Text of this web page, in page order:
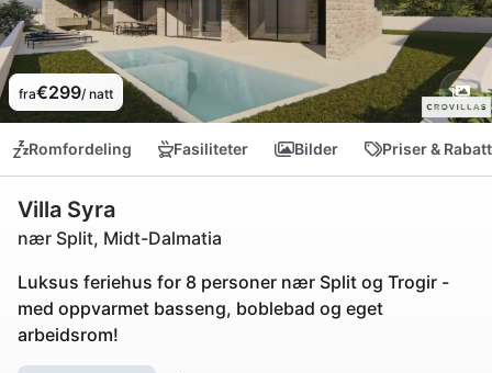
fra€299/ natt
Romfordeling Fasiliteter Bilder Priser &
Villa Syra
nær Split, Midt-Dalmatia
Luksus feriehus for 8 personer nær Split og Trogir -
med oppvarmet basseng, boblebad og eget
arbeidsrom!